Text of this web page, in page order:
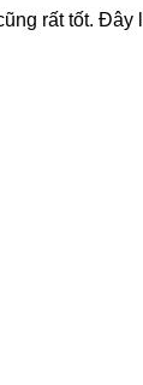
rất tốt. Đây